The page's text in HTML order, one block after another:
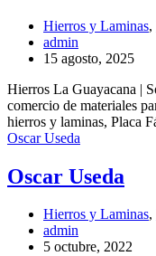
Hierros y Laminas,
admin
15 agosto, 2025
Hierros La Guayacana |
comercio de materiales
hierros y laminas, Placa
Oscar Useda
Oscar Useda
Hierros y Laminas,
admin
5 octubre, 2022